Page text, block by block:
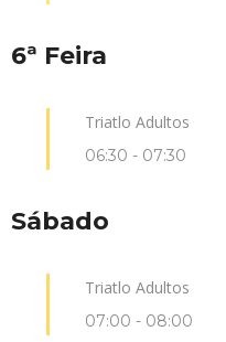
6ª Feira
Triatlo Adultos
06:30 - 07:30
Sábado
Triatlo Adultos
07:00 - 08:00